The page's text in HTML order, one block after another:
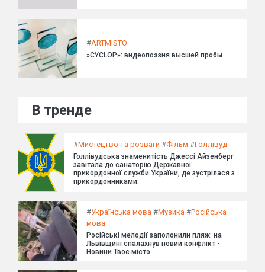
#ARTMISTO
»CYCLOP»: видеопоэзия высшей пробы
В тренде
#Мистецтво та розваги #Фільм #Голлівуд
Голлівудська знаменитість Джессі Айзенберг
завітала до санаторію Державної
прикордонної служби України, де зустрілася з
прикордонниками.
#Українська мова #Музика #Російська
мова
Російські мелодії заполонили пляж: на
Львівщині спалахнув новий конфлікт -
Новини Твоє місто